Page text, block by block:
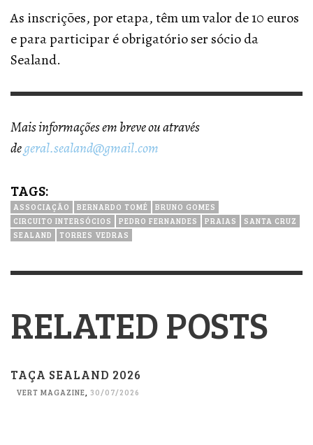
As inscrições, por etapa, têm um valor de 10 euros
e para participar é obrigatório ser sócio da
Sealand.
Mais informações em breve ou através
degeral.sealand@gmail.com
TAGS:
ASSOCIAÇÃO BERNARDO TOMÉ
BRUNO GOMES
CIRCUITO INTERSÓCIOS
PEDRO FERNANDES PRAIAS
SANTA CRUZ
SEALAND
TORRES VEDRAS
RELATED POSTS
TAÇA SEALAND 2026
VERT MAGAZINE 30/07/2026